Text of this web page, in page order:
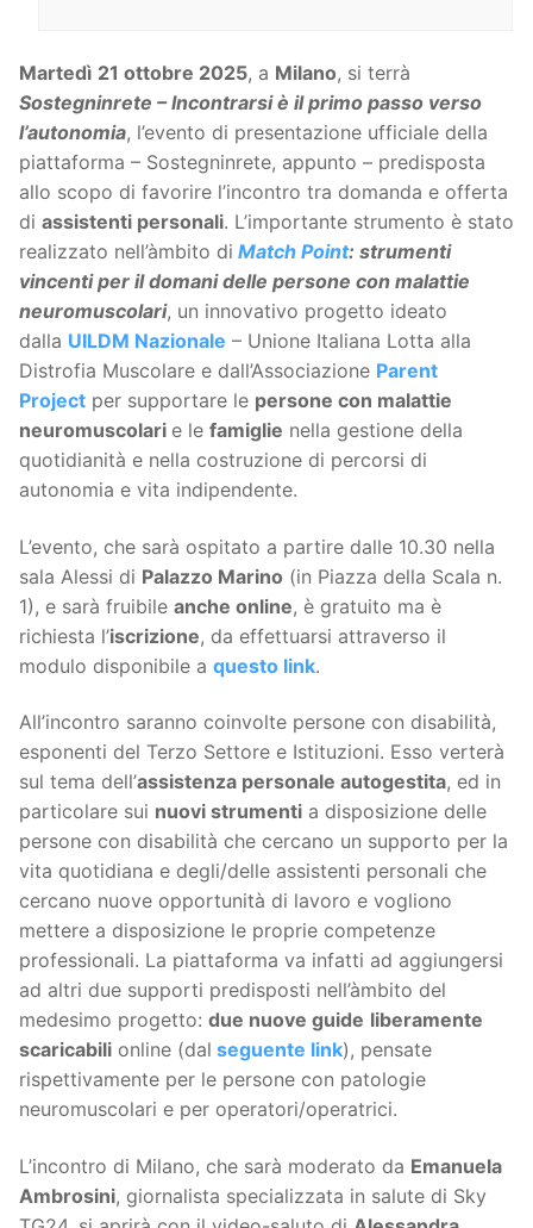
Martedì 21 ottobre 2025, a Milano, si terrà
Sostegninrete – Incontrarsi è il primo passo verso
l’autonomia, l’evento di presentazione ufficiale della
piattaforma – Sostegninrete, appunto – predisposta
allo scopo di favorire l’incontro tra domanda e offerta
di assistenti personali. L’importante strumento è stato
realizzato nell’àmbito di Match Point: strumenti
vincenti per il domani delle persone con malattie
neuromuscolari, un innovativo progetto ideato
dalla UILDM Nazionale – Unione Italiana Lotta alla
Distrofia Muscolare e dall’Associazione Parent
Project per supportare le persone con malattie
neuromuscolari e le famiglie nella gestione della
quotidianità e nella costruzione di percorsi di
autonomia e vita indipendente.
L’evento, che sarà ospitato a partire dalle 10.30 nella
sala Alessi di Palazzo Marino (in Piazza della Scala n.
1), e sarà fruibile anche online, è gratuito ma è
richiesta l’iscrizione, da effettuarsi attraverso il
modulo disponibile a questo link.
All’incontro saranno coinvolte persone con disabilità,
esponenti del Terzo Settore e Istituzioni. Esso verterà
sul tema dell’assistenza personale autogestita, ed in
particolare sui nuovi strumenti a disposizione delle
persone con disabilità che cercano un supporto per la
vita quotidiana e degli/delle assistenti personali che
cercano nuove opportunità di lavoro e vogliono
mettere a disposizione le proprie competenze
professionali. La piattaforma va infatti ad aggiungersi
ad altri due supporti predisposti nell’àmbito del
medesimo progetto: due nuove guide liberamente
scaricabili online (dal seguente link), pensate
rispettivamente per le persone con patologie
neuromuscolari e per operatori/operatrici.
L’incontro di Milano, che sarà moderato da Emanuela
Ambrosini, giornalista specializzata in salute di Sky